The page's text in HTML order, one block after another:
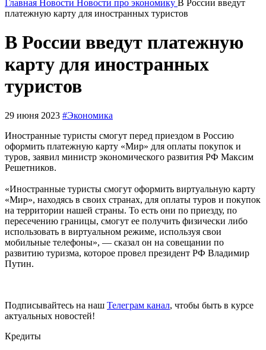
Главная Новости Новости про экономику В России введут
платежную карту для иностранных туристов
В России введут платежную
карту для иностранных
туристов
29 июня 2023 #Экономика
Иностранные туристы смогут перед приездом в Россию
оформить платежную карту «Мир» для оплаты покупок и
туров, заявил министр экономического развития РФ Максим
Решетников.
«Иностранные туристы смогут оформить виртуальную карту
«Мир», находясь в своих странах, для оплаты туров и покупок
на территории нашей страны. То есть они по приезду, по
пересечению границы, смогут ее получить физически либо
использовать в виртуальном режиме, используя свои
мобильные телефоны», — сказал он на совещании по
развитию туризма, которое провел президент РФ Владимир
Путин.
Подписывайтесь на наш Телеграм канал, чтобы быть в курсе
актуальных новостей!
Кредиты